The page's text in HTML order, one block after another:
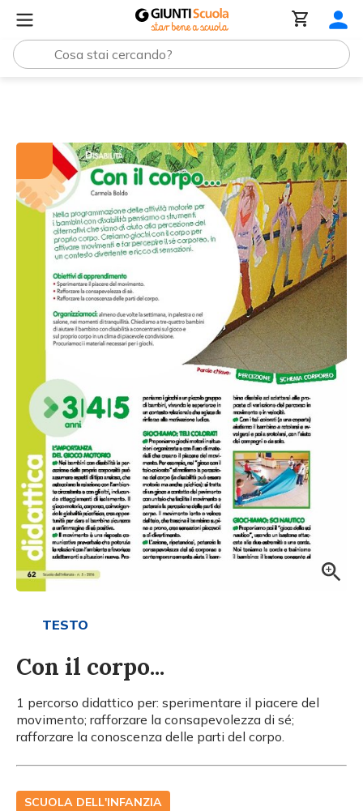
TESTO
Con il corpo...
1 percorso didattico per: sperimentare il piacere del
movimento; rafforzare la consapevolezza di sé;
rafforzare la conoscenza delle parti del corpo.
SCUOLA DELL'INFANZIA